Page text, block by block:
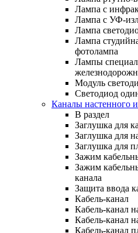
Лампа с
Лампа с УФ-
Лампа
Лампа
фотолампа
Лампы
Модуль
Светодиод
Каналы настенного
В раздел
Заглушка для
Заглушка для
Заглушка для
Зажим
Зажим
канала
Защита ввода
Кабель-канал
Кабель-канал
Кабель-канал
Кабель-канал